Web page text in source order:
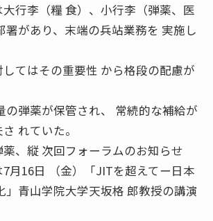
行李（糧 食）、小行李（弾薬、医
署があり、末端の兵站業務を 実施し
てはその重要性 から格段の配慮が
の弾薬が保管され、 常続的な補給が
れていた。
薬、縦 次回フォーラムのお知らせ
月16日 （金）「JITを超えてー日本
」青山学院大学天坂格 郎教授の講演